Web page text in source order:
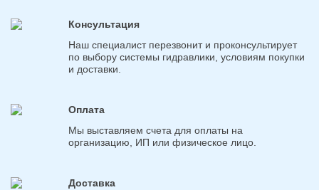
Консультация
Наш специалист перезвонит и проконсультирует
по выбору системы гидравлики, условиям покупки
и доставки.
Оплата
Мы выставляем счета для оплаты на
организацию, ИП или физическое лицо.
Доставка